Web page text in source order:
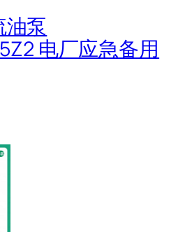
油泵
电厂应急备用